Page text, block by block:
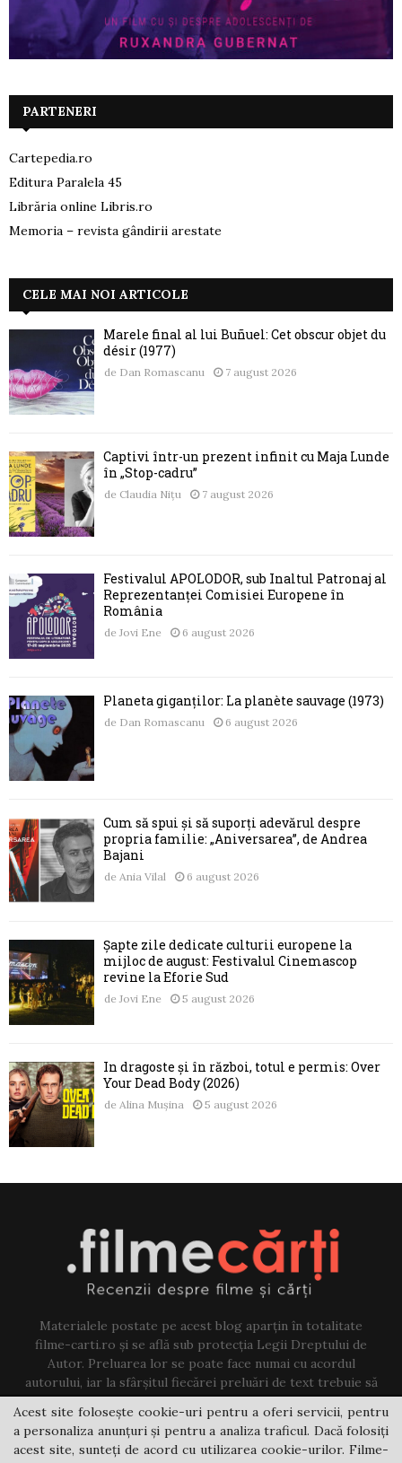
PARTENERI
Cartepedia.ro
Editura Paralela 45
Librăria online Libris.ro
Memoria – revista gândirii arestate
CELE MAI NOI ARTICOLE
Marele final al lui Buñuel: Cet obscur objet du
désir (1977)
de Dan Romascanu 7 august 2026
Captivi într-un prezent infinit cu Maja Lunde
în „Stop-cadru”
de Claudia Nițu 7 august 2026
Festivalul APOLODOR, sub Înaltul Patronaj al
Reprezentanței Comisiei Europene în
România
de Jovi Ene 6 august 2026
Planeta giganților: La planète sauvage (1973)
de Dan Romascanu 6 august 2026
Cum să spui și să suporți adevărul despre
propria familie: „Aniversarea”, de Andrea
Bajani
de Ania Vilal 6 august 2026
Șapte zile dedicate culturii europene la
mijloc de august: Festivalul Cinemascop
revine la Eforie Sud
de Jovi Ene 5 august 2026
În dragoste și în război, totul e permis: Over
Your Dead Body (2026)
de Alina Mușina 5 august 2026
Materialele postate pe acest blog aparțin în totalitate
filme-carti.ro și se află sub protecția Legii Dreptului de
Autor. Preluarea lor se poate face numai cu acordul
autorului, iar la sfârșitul fiecărei preluări de text trebuie să
existe un link către acest blog.
Contact us:jovi@filme-carti.ro
Acest site folosește cookie-uri pentru a oferi servicii, pentru
a personaliza anunțuri și pentru a analiza traficul. Dacă folosiți
acest site, sunteți de acord cu utilizarea cookie-urilor. Filme-